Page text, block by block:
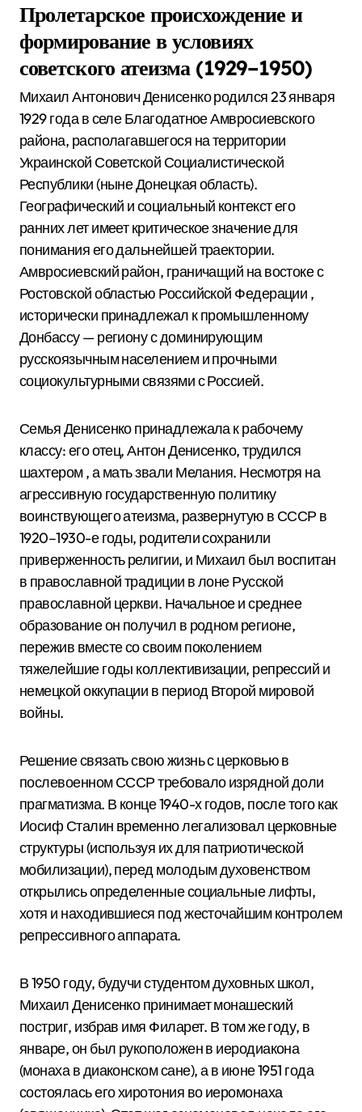
Пролетарское происхождение и
формирование в условиях
советского атеизма (1929–1950)
Михаил Антонович Денисенко родился 23 января
1929 года в селе Благодатное Амвросиевского
района, располагавшегося на территории
Украинской Советской Социалистической
Республики (ныне Донецкая область).
Географический и социальный контекст его
ранних лет имеет критическое значение для
понимания его дальнейшей траектории.
Амвросиевский район, граничащий на востоке с
Ростовской областью Российской Федерации ,
исторически принадлежал к промышленному
Донбассу — региону с доминирующим
русскоязычным населением и прочными
социокультурными связями с Россией.
Семья Денисенко принадлежала к рабочему
классу: его отец, Антон Денисенко, трудился
шахтером, а мать звали Мелания. Несмотря на
агрессивную государственную политику
воинствующего атеизма, развернутую в СССР в
1920–1930-е годы, родители сохранили
приверженность религии, и Михаил был воспитан
в православной традиции в лоне Русской
православной церкви. Начальное и среднее
образование он получил в родном регионе,
пережив вместе со своим поколением
тяжелейшие годы коллективизации, репрессий и
немецкой оккупации в период Второй мировой
войны.
Решение связать свою жизнь с церковью в
послевоенном СССР требовало изрядной доли
прагматизма. В конце 1940-х годов, после того как
Иосиф Сталин временно легализовал церковные
структуры (используя их для патриотической
мобилизации), перед молодым духовенством
открылись определенные социальные лифты,
хотя и находившиеся под жесточайшим контролем
репрессивного аппарата.
В 1950 году, будучи студентом духовных школ,
Михаил Денисенко принимает монашеский
постриг, избрав имя Филарет. В том же году, в
январе, он был рукоположен в иеродиакона
(монаха в диаконском сане), а в июне 1951 года
состоялась его хиротония во иеромонаха